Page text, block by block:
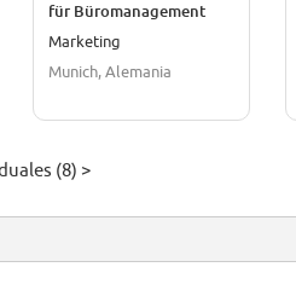
für Büromanagement
(m/w/d)
Marketing
Munich, Alemania
(8) >